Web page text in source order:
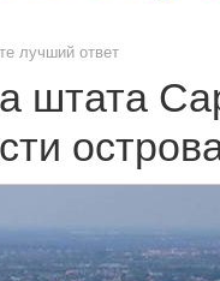
лучший ответ
штата